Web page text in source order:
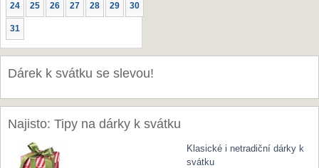
24 25 26 27 28 29 30
31
Dárek k svátku se slevou!
Najisto: Tipy na dárky k svátku
Klasické i netradiční dárky k
svátku